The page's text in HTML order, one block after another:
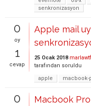
senkronizasyon
0
oy
1
cevap
Apple mail
25 Ocak 2018 marlawtf
tarafından soruldu
apple
macbook-
0
Macbook